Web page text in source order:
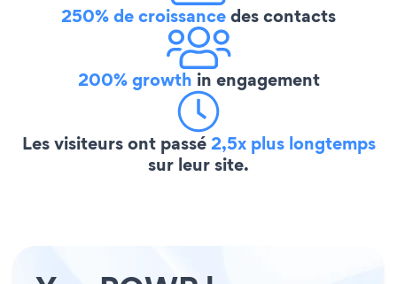
250% de croissancedes contacts
200% growth in engagement
Les visiteurs ont passé2,5x plus longtemps
sur leur site.